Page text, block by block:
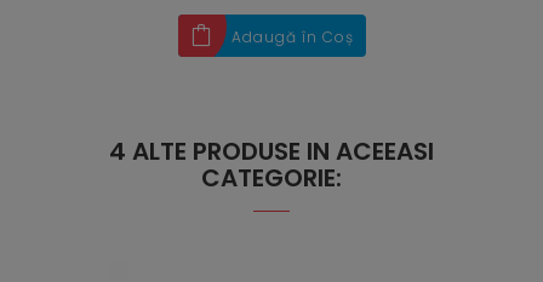
Adaugă în Coș
4 ALTE PRODUSE IN ACEEASI
CATEGORIE: